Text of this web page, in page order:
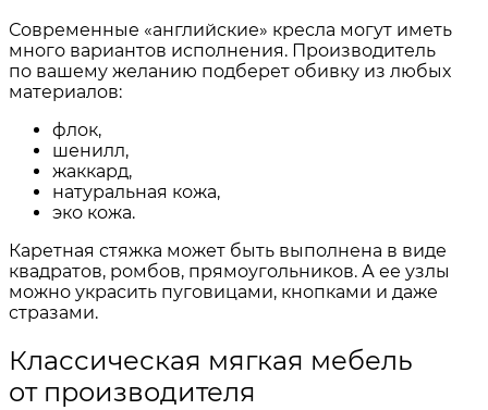
Современные «английские» кресла могут иметь
много вариантов исполнения. Производитель
по вашему желанию подберет обивку из любых
материалов:
флок,
шенилл,
жаккард,
натуральная кожа,
эко кожа.
Каретная стяжка может быть выполнена в виде
квадратов, ромбов, прямоугольников. А ее узлы
можно украсить пуговицами, кнопками и даже
стразами.
Классическая мягкая мебель
от производителя